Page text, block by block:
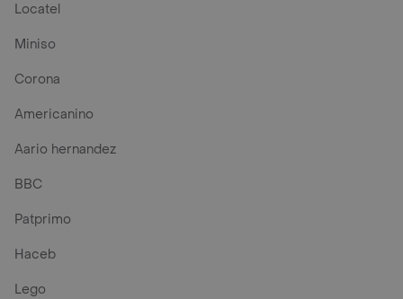
Locatel
Miniso
Corona
Americanino
Aario hernandez
BBC
Patprimo
Haceb
Lego